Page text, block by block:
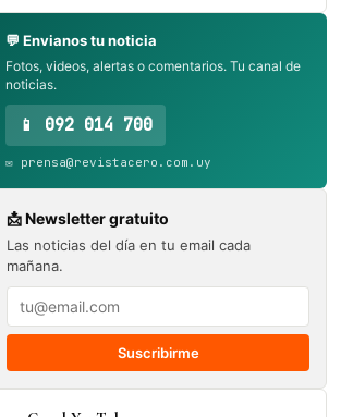
💬 Envianos tu noticia
Fotos, videos, alertas o comentarios. Tu canal de
noticias.
📱 092 014 700
✉️ prensa@revistacero.com.uy
📩 Newsletter gratuito
Las noticias del día en tu email cada
mañana.
Suscribirme